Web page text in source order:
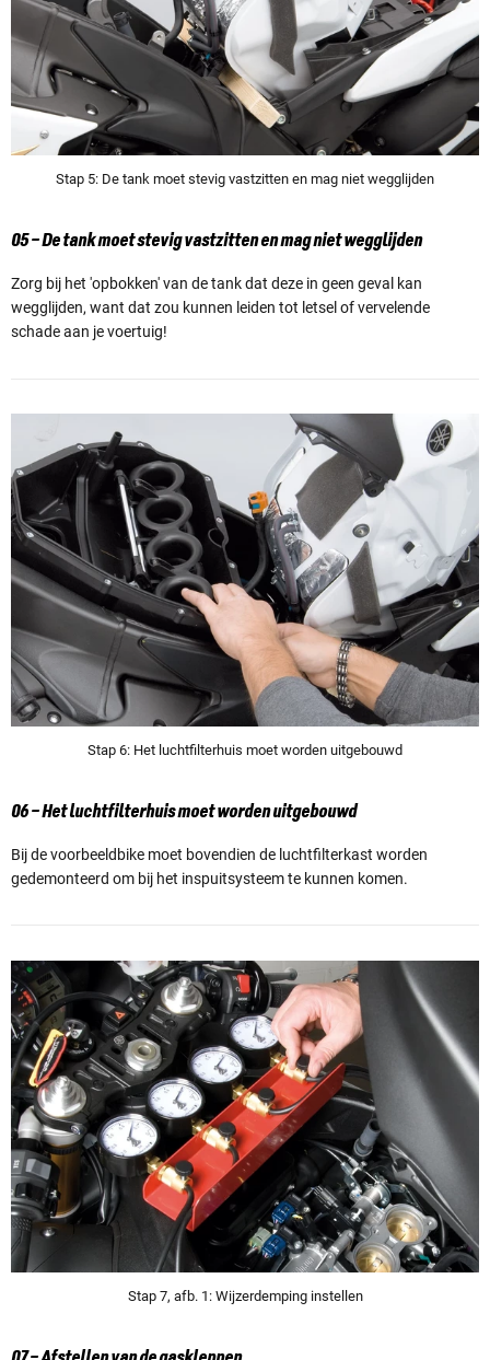
Stap 5: De tank moet stevig vastzitten en mag niet wegglijden
05 – De tank moet stevig vastzitten en mag niet wegglijden
Zorg bij het 'opbokken' van de tank dat deze in geen geval kan
wegglijden, want dat zou kunnen leiden tot letsel of vervelende
schade aan je voertuig!
Stap 6: Het luchtfilterhuis moet worden uitgebouwd
06 – Het luchtfilterhuis moet worden uitgebouwd
Bij de voorbeeldbike moet bovendien de luchtfilterkast worden
gedemonteerd om bij het inspuitsysteem te kunnen komen.
Stap 7, afb. 1: Wijzerdemping instellen